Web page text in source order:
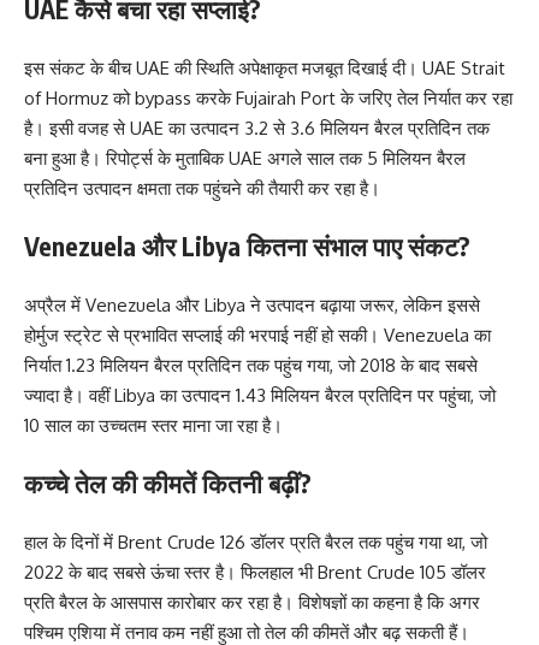
UAE कैसे बचा रहा सप्लाई?
इस संकट के बीच UAE की स्थिति अपेक्षाकृत मजबूत दिखाई दी। UAE Strait
of Hormuz को bypass करके Fujairah Port के जरिए तेल निर्यात कर रहा
है। इसी वजह से UAE का उत्पादन 3.2 से 3.6 मिलियन बैरल प्रतिदिन तक
बना हुआ है। रिपोर्ट्स के मुताबिक UAE अगले साल तक 5 मिलियन बैरल
प्रतिदिन उत्पादन क्षमता तक पहुंचने की तैयारी कर रहा है।
Venezuela और Libya कितना संभाल पाए संकट?
अप्रैल में Venezuela और Libya ने उत्पादन बढ़ाया जरूर, लेकिन इससे
होर्मुज स्ट्रेट से प्रभावित सप्लाई की भरपाई नहीं हो सकी। Venezuela का
निर्यात 1.23 मिलियन बैरल प्रतिदिन तक पहुंच गया, जो 2018 के बाद सबसे
ज्यादा है। वहीं Libya का उत्पादन 1.43 मिलियन बैरल प्रतिदिन पर पहुंचा, जो
10 साल का उच्चतम स्तर माना जा रहा है।
कच्चे तेल की कीमतें कितनी बढ़ीं?
हाल के दिनों में Brent Crude 126 डॉलर प्रति बैरल तक पहुंच गया था, जो
2022 के बाद सबसे ऊंचा स्तर है। फिलहाल भी Brent Crude 105 डॉलर
प्रति बैरल के आसपास कारोबार कर रहा है। विशेषज्ञों का कहना है कि अगर
पश्चिम एशिया में तनाव कम नहीं हुआ तो तेल की कीमतें और बढ़ सकती हैं।